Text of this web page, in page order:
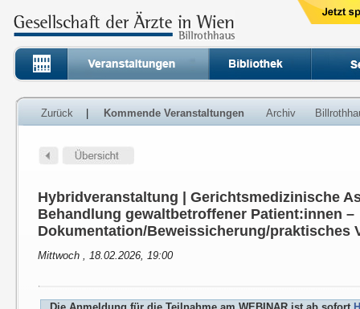
Zurück Kommende Veranstaltungen Archiv
Hybridveranstaltung | Gerichtsmedizinische
Behandlung gewaltbetroffener Patient:innen –
Dokumentation/Beweissicherung/praktisches
Mittwoch , 18.02.2026, 19:00